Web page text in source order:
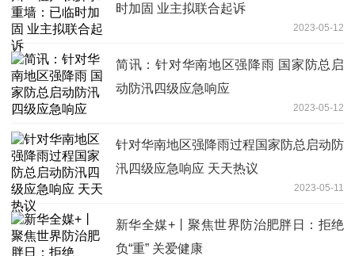
时加固 业主拟联合起诉
2023-05-12
简讯：针对华南地区强降雨 国家防总启
动防汛四级应急响应
2023-05-12
针对华南地区强降雨过程国家防总启动防
汛四级应急响应 天天热议
2023-05-11
新华全媒+丨聚焦世界防治肥胖日：拒绝
负“重” 关爱健康